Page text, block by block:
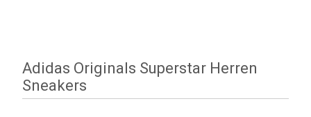
Adidas Originals Superstar Herren
Sneakers